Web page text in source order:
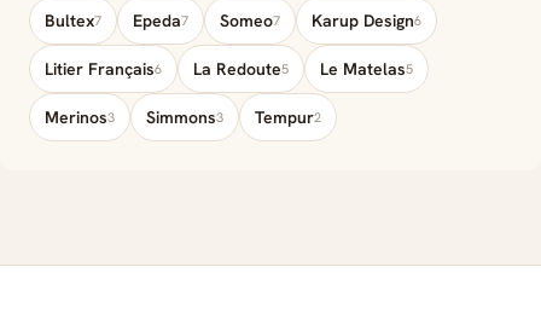
Bultex7 Epeda7 Someo7 Karup Design6
Litier Français6 La Redoute5 Le Matelas5
Merinos3 Simmons3 Tempur2